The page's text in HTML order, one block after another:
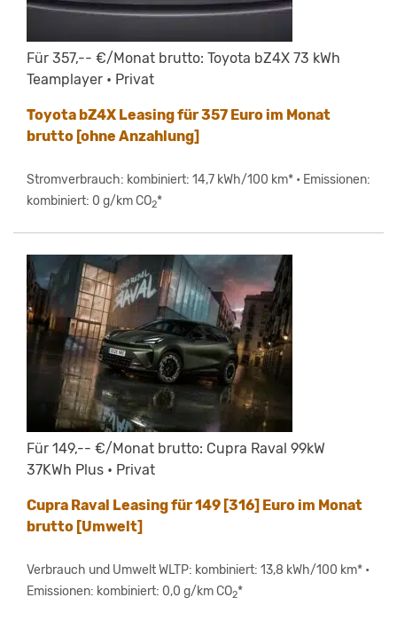
Für 357,-- €/Monat brutto: Toyota bZ4X 73 kWh
Teamplayer • Privat
Toyota bZ4X Leasing für 357 Euro im Monat
brutto [ohne Anzahlung]
Stromverbrauch: kombiniert: 14,7 kWh/100 km* • Emissionen:
kombiniert: 0 g/km CO2*
Für 149,-- €/Monat brutto: Cupra Raval 99kW
37KWh Plus • Privat
Cupra Raval Leasing für 149 [316] Euro im Monat
brutto [Umwelt]
Verbrauch und Umwelt WLTP: kombiniert: 13,8 kWh/100 km* •
Emissionen: kombiniert: 0,0 g/km CO2*